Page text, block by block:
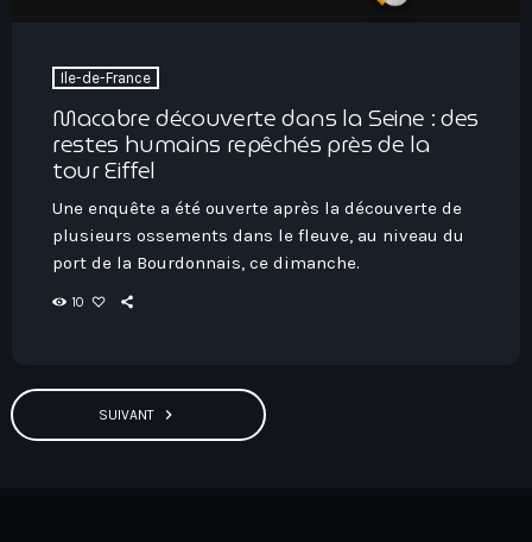
Ile-de-France
Macabre découverte dans la Seine : des
restes humains repêchés près de la
tour Eiffel
Une enquête a été ouverte après la découverte de
plusieurs ossements dans le fleuve, au niveau du
port de la Bourdonnais, ce dimanche.
10
SUIVANT navigate_next